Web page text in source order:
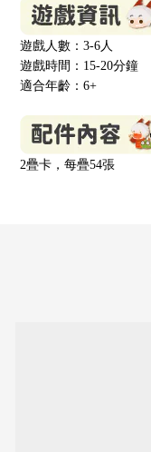
遊戲人數：3-6人
遊戲時間：15-20分鐘
適合年齡：6+
2疊卡，每疊54張